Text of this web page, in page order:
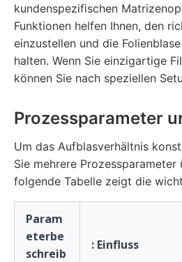
kundenspezifischen
Funktionen helfen Ihnen, den
einzustellen und die
halten. Wenn Sie einzigartige
können Sie nach speziellen
Prozessparameter
Um das Aufblasverhältnis
Sie mehrere Prozessparameter
folgende Tabelle zeigt die
Param
eterbe
schreib
: Einfluss